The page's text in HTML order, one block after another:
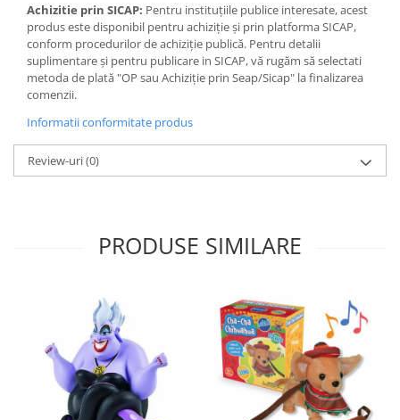
Achizitie prin SICAP: Pentru instituțiile publice interesate, acest
produs este disponibil pentru achiziție și prin platforma SICAP,
conform procedurilor de achiziție publică. Pentru detalii
suplimentare și pentru publicare in SICAP, vă rugăm să selectati
metoda de plată "OP sau Achiziție prin Seap/Sicap" la finalizarea
comenzii.
Informatii conformitate produs
Review-uri(0)
PRODUSE SIMILARE